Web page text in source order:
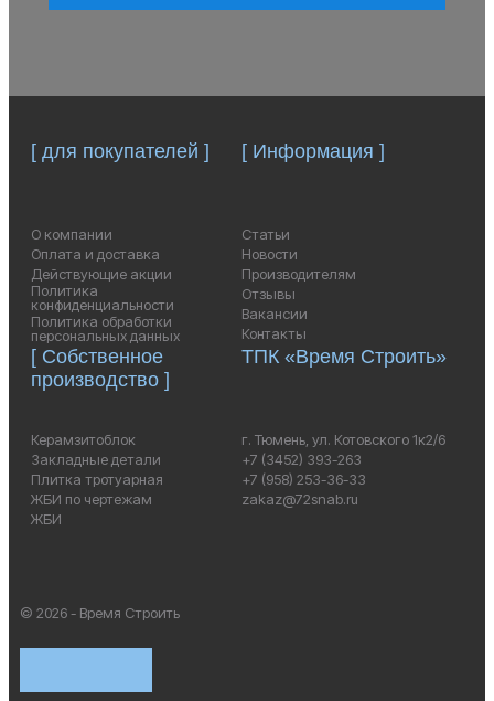
[ для покупателей ]
О компании
Оплата и доставка
Действующие акции
Политика
конфиденциальности
Политика обработки
персональных данных
[ Собственное
производство ]
Керамзитоблок
Закладные детали
Плитка тротуарная
ЖБИ по чертежам
ЖБИ
[ Информация ]
Статьи
Новости
Производителям
Отзывы
Вакансии
Контакты
ТПК «Время Строить»
г. Тюмень, ул. Котовского 1к2/6
+7 (3452) 393-263
+7 (958) 253-36-33
zakaz@72snab.ru
© 2026 - Время Строить